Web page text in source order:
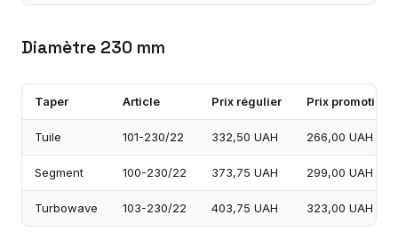
Diamètre 230 mm
Taper Article Prix régulier Prix
Tuile 101-230/22 332,50 UAH 266,00 UAH
Segment 100-230/22 373,75 UAH 299,00 UAH
Turbowave 103-230/22 403,75 UAH 323,00 UAH